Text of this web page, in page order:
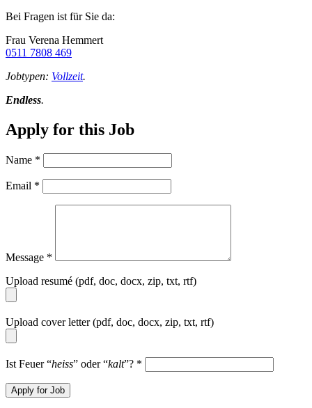
Bei Fragen ist für Sie da:
Frau Verena Hemmert
0511 7808 469
Jobtypen: Vollzeit.
Endless.
Apply for this Job
Name *
Email *
Message *
Upload resumé (pdf, doc, docx, zip, txt, rtf)
Upload cover letter (pdf, doc, docx, zip, txt, rtf)
Ist Feuer “heiss” oder “kalt”? *